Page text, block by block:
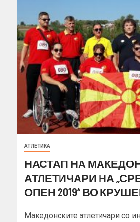
АТЛЕТИКА
НАСТАП НА
АТЛЕТИЧАРИ НА
ОПЕН 2019“ ВО
Македонските атлетичари со